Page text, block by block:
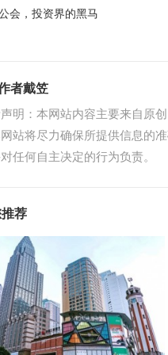
会，投资界的黑马
者戴笠
声明：本网站内容主要来自原
站将尽力确保所提供信息的
任何自主决定的行为负责。
荐